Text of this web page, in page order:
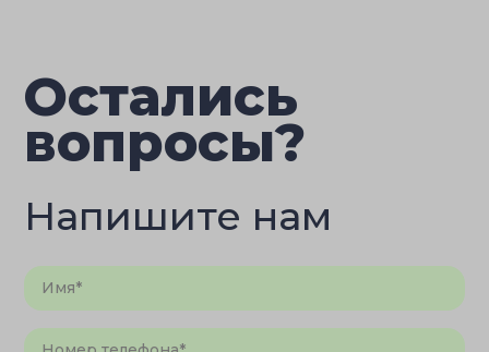
Остались
вопросы?
Напишите нам